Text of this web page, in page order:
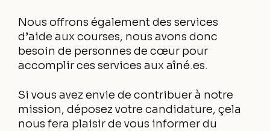
Nous offrons également des services
d’aide aux courses, nous avons donc
besoin de personnes de cœur pour
accomplir ces services aux aîné.es.
Si vous avez envie de contribuer à notre
mission, déposez votre candidature, çela
nous fera plaisir de vous informer du